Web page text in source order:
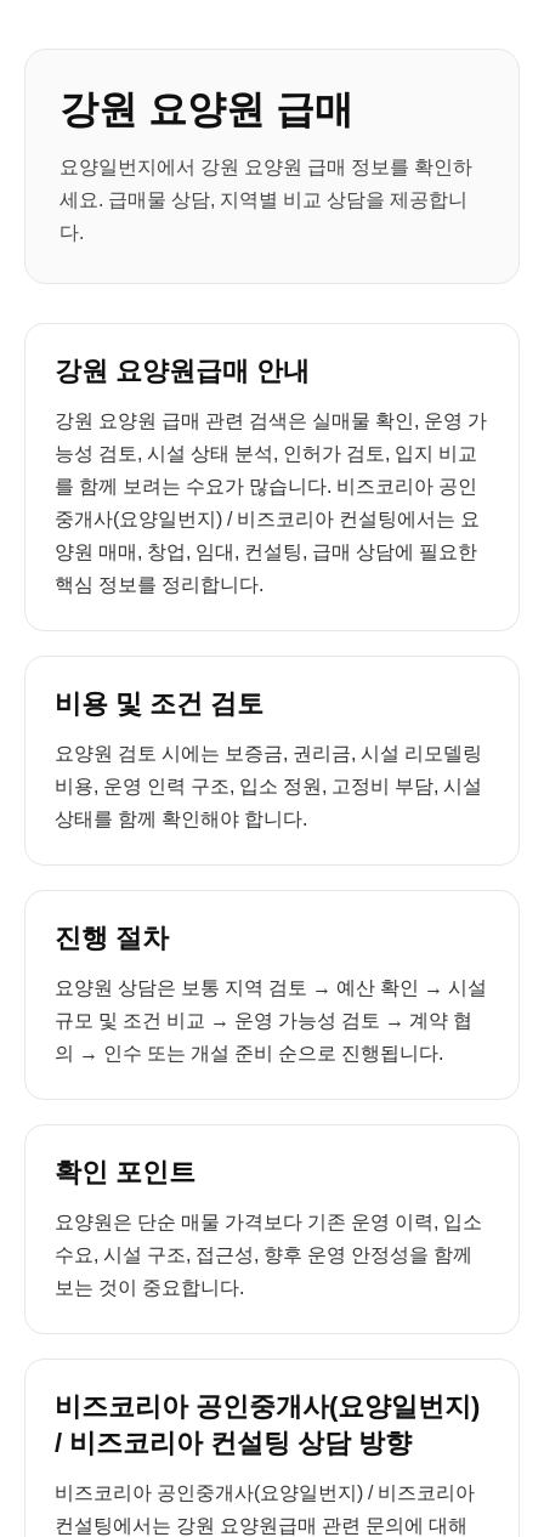
강원 요양원 급매
요양일번지에서 강원 요양원 급매 정보를 확인하
세요. 급매물 상담, 지역별 비교 상담을 제공합니
다.
강원 요양원급매 안내
강원 요양원 급매 관련 검색은 실매물 확인, 운영 가
능성 검토, 시설 상태 분석, 인허가 검토, 입지 비교
를 함께 보려는 수요가 많습니다. 비즈코리아 공인
중개사(요양일번지) / 비즈코리아 컨설팅에서는 요
양원 매매, 창업, 임대, 컨설팅, 급매 상담에 필요한
핵심 정보를 정리합니다.
비용 및 조건 검토
요양원 검토 시에는 보증금, 권리금, 시설 리모델링
비용, 운영 인력 구조, 입소 정원, 고정비 부담, 시설
상태를 함께 확인해야 합니다.
진행 절차
요양원 상담은 보통 지역 검토 → 예산 확인 → 시설
규모 및 조건 비교 → 운영 가능성 검토 → 계약 협
의 → 인수 또는 개설 준비 순으로 진행됩니다.
확인 포인트
요양원은 단순 매물 가격보다 기존 운영 이력, 입소
수요, 시설 구조, 접근성, 향후 운영 안정성을 함께
보는 것이 중요합니다.
비즈코리아 공인중개사(요양일번지)
/ 비즈코리아 컨설팅 상담 방향
비즈코리아 공인중개사(요양일번지) / 비즈코리아
컨설팅에서는 강원 요양원급매 관련 문의에 대해